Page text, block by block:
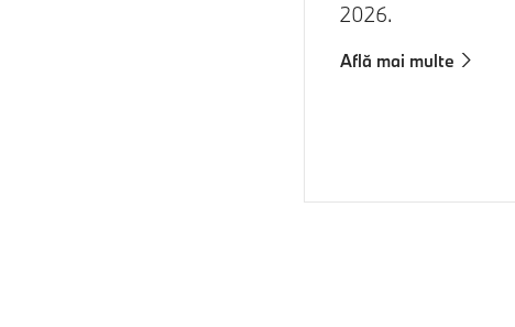
2026.
Află mai multe